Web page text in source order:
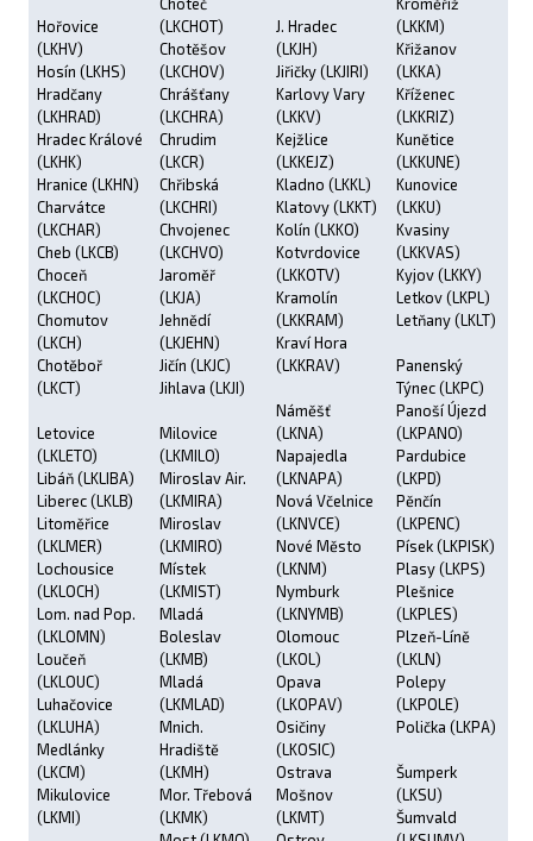
Hořovice
(LKHV)
Hosín (LKHS)
Hradčany
(LKHRAD)
Hradec Králové
(LKHK)
Hranice (LKHN)
Charvátce
(LKCHAR)
Cheb (LKCB)
Choceň
(LKCHOC)
Chomutov
(LKCH)
Chotěboř
(LKCT)
Letovice
(LKLETO)
Libáň (LKLIBA)
Liberec (LKLB)
Litoměřice
(LKLMER)
Lochousice
(LKLOCH)
Lom. nad Pop.
(LKLOMN)
Loučeň
(LKLOUC)
Luhačovice
(LKLUHA)
Medlánky
(LKCM)
Mikulovice
(LKMI)
(LKCHOT)
Chotěšov
(LKCHOV)
Chrášťany
(LKCHRA)
Chrudim
(LKCR)
Chřibská
(LKCHRI)
Chvojenec
(LKCHVO)
Jaroměř
(LKJA)
Jehnědí
(LKJEHN)
Jičín (LKJC)
Jihlava (LKJI)
Milovice
(LKMILO)
Miroslav Air.
(LKMIRA)
Miroslav
(LKMIRO)
Místek
(LKMIST)
Mladá
Boleslav
(LKMB)
Mladá
(LKMLAD)
Mnich.
Hradiště
(LKMH)
Mor. Třebová
(LKMK)
J. Hradec
(LKJH)
Jiřičky (LKJIRI)
Karlovy Vary
(LKKV)
Kejžlice
(LKKEJZ)
Kladno (LKKL)
Klatovy (LKKT)
Kolín (LKKO)
Kotvrdovice
(LKKOTV)
Kramolín
(LKKRAM)
Kraví Hora
(LKKRAV)
Náměšť
(LKNA)
Napajedla
(LKNAPA)
Nová Včelnice
(LKNVCE)
Nové Město
(LKNM)
Nymburk
(LKNYMB)
Olomouc
(LKOL)
Opava
(LKOPAV)
Osičiny
(LKOSIC)
Ostrava
Mošnov
(LKMT)
(LKKM)
Křižanov
(LKKA)
Kříženec
(LKKRIZ)
Kunětice
(LKKUNE)
Kunovice
(LKKU)
Kvasiny
(LKKVAS)
Kyjov (LKKY)
Letkov (LKPL)
Letňany (LKLT)
Panenský
Týnec (LKPC)
Panoší Újezd
(LKPANO)
Pardubice
(LKPD)
Pěnčín
(LKPENC)
Písek (LKPISK)
Plasy (LKPS)
Plešnice
(LKPLES)
Plzeň-Líně
(LKLN)
Polepy
(LKPOLE)
Polička (LKPA)
Šumperk
(LKSU)
Šumvald